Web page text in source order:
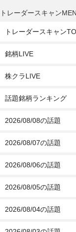
トレーダースキャン
トレーダースキャン
銘柄LIVE
株クラLIVE
話題銘柄ランキング
2026/08/08の話題
2026/08/07の話題
2026/08/06の話題
2026/08/05の話題
2026/08/04の話題